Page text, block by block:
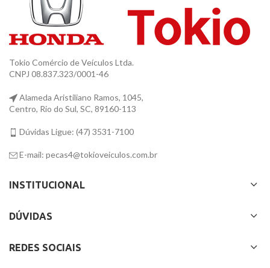
Tokio Comércio de Veículos Ltda.
CNPJ 08.837.323/0001-46
Alameda Aristiliano Ramos, 1045,
Centro, Rio do Sul, SC, 89160-113
Dúvidas Ligue: (47) 3531-7100
E-mail: pecas4@tokioveiculos.com.br
INSTITUCIONAL
DÚVIDAS
REDES SOCIAIS